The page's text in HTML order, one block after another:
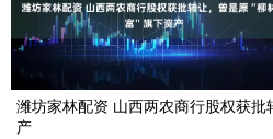
潍坊家林配资 山西两农商行股权获批
产